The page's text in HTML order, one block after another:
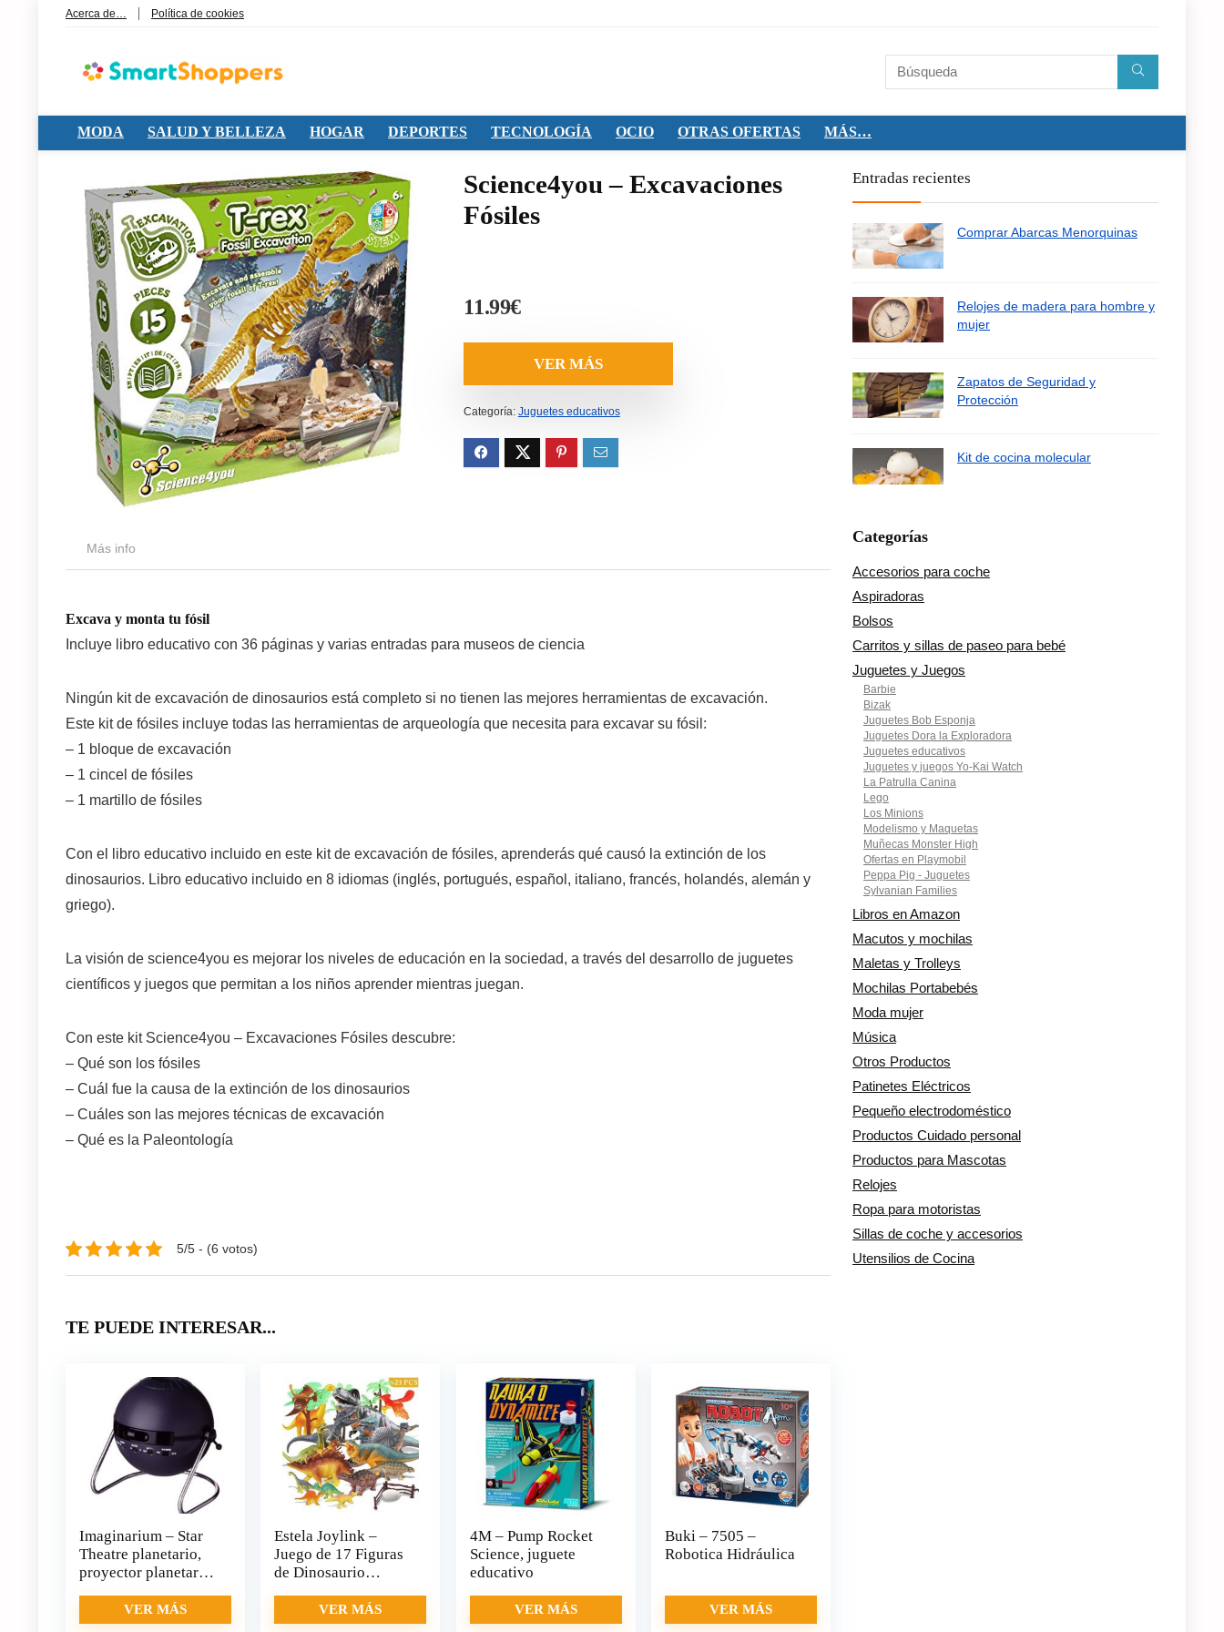
Acerca de… Política de cookies
MODA SALUD Y BELLEZA HOGAR DEPORTES TECNOLOGÍA OCIO OTRAS OFERTAS MÁS…
Science4you – Excavaciones
Fósiles
11.99€
VER MÁS
Categoría: Juguetes educativos
Más info
Excava y monta tu fósil
Incluye libro educativo con 36 páginas y varias entradas para museos de ciencia
Ningún kit de excavación de dinosaurios está completo si no tienen las mejores herramientas de excavación.
Este kit de fósiles incluye todas las herramientas de arqueología que necesita para excavar su fósil:
– 1 bloque de excavación
– 1 cincel de fósiles
– 1 martillo de fósiles
Con el libro educativo incluido en este kit de excavación de fósiles, aprenderás qué causó la extinción de los
dinosaurios. Libro educativo incluido en 8 idiomas (inglés, portugués, español, italiano, francés, holandés, alemán y
griego).
La visión de science4you es mejorar los niveles de educación en la sociedad, a través del desarrollo de juguetes
científicos y juegos que permitan a los niños aprender mientras juegan.
Con este kit Science4you – Excavaciones Fósiles descubre:
– Qué son los fósiles
– Cuál fue la causa de la extinción de los dinosaurios
– Cuáles son las mejores técnicas de excavación
– Qué es la Paleontología
5/5 - (6 votos)
TE PUEDE INTERESAR...
Imaginarium – Star
Theatre planetario,
proyector planetario
VER MÁS
Estela Joylink –
Juego de 17 Figuras
de Dinosaurio
para Fiestas de
cumpleaños
VER MÁS
4M – Pump Rocket
Science, juguete
educativo
VER MÁS
Buki – 7505 –
Robotica Hidráulica
VER MÁS
Entradas recientes
Comprar Abarcas Menorquinas
Relojes de madera para hombre y
mujer
Zapatos de Seguridad y
Protección
Kit de cocina molecular
Categorías
Accesorios para coche
Aspiradoras
Bolsos
Carritos y sillas de paseo para bebé
Juguetes y Juegos
Barbie
Bizak
Juguetes Bob Esponja
Juguetes Dora la Exploradora
Juguetes educativos
Juguetes y juegos Yo-Kai Watch
La Patrulla Canina
Lego
Los Minions
Modelismo y Maquetas
Muñecas Monster High
Ofertas en Playmobil
Peppa Pig - Juguetes
Sylvanian Families
Libros en Amazon
Macutos y mochilas
Maletas y Trolleys
Mochilas Portabebés
Moda mujer
Música
Otros Productos
Patinetes Eléctricos
Pequeño electrodoméstico
Productos Cuidado personal
Productos para Mascotas
Relojes
Ropa para motoristas
Sillas de coche y accesorios
Utensilios de Cocina